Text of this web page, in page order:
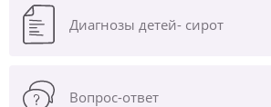
Диагнозы детей- сирот
Вопрос-ответ